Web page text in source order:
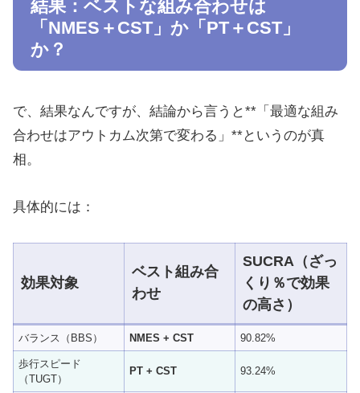
結果：ベストな組み合わせは
「NMES＋CST」か「PT＋CST」
か？
で、結果なんですが、結論から言うと**「最適な組み
合わせはアウトカム次第で変わる」**というのが真
相。
具体的には：
効果対象
ベスト組み合
わせ
SUCRA（ざっ
くり％で効果
の高さ）
バランス（BBS） NMES + CST 90.82%
歩行スピード
（TUGT）
PT + CST 93.24%